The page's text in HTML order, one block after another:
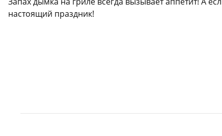
настоящий праздник!